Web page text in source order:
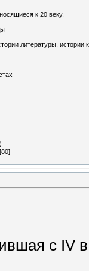
к 20 веку.
литературы, истории
[80]
с IV